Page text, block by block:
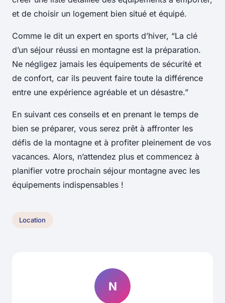
et de choisir un logement bien situé et équipé.
Comme le dit un expert en sports d’hiver, “La clé
d’un séjour réussi en montagne est la préparation.
Ne négligez jamais les équipements de sécurité et
de confort, car ils peuvent faire toute la différence
entre une expérience agréable et un désastre.”
En suivant ces conseils et en prenant le temps de
bien se préparer, vous serez prêt à affronter les
défis de la montagne et à profiter pleinement de vos
vacances. Alors, n’attendez plus et commencez à
planifier votre prochain séjour montagne avec les
équipements indispensables !
Location
N